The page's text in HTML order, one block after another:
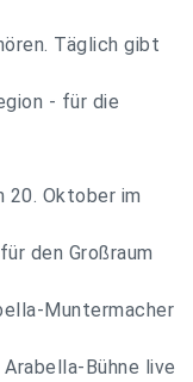
Täglich gibt
- für die
20. Oktober im
den Großraum
Muntermacher
Bühne live